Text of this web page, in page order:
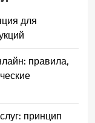
для
правила,
принцип